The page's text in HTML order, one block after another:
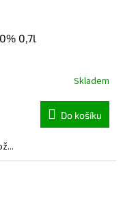
0,7l
Skladem
Do košíku